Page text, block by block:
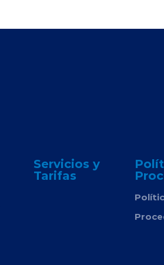
Servicios y
Tarifas